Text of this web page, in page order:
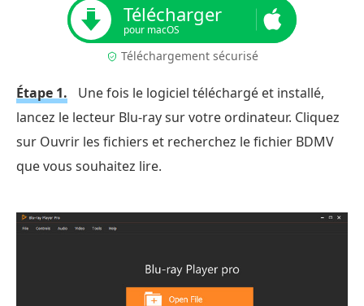
Télécharger
pour macOS
Téléchargement sécurisé
Étape 1.
Une fois le logiciel téléchargé et installé,
lancez le lecteur Blu-ray sur votre ordinateur. Cliquez
sur Ouvrir les fichiers et recherchez le fichier BDMV
que vous souhaitez lire.